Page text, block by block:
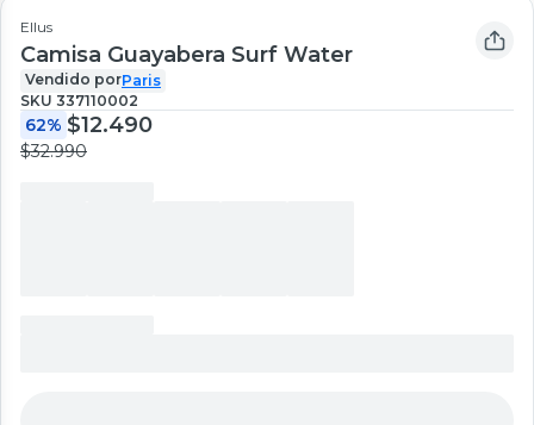
Ellus
Camisa Guayabera Surf Water
Vendido porParis
SKU 337110002
62% $12.490
$32.990